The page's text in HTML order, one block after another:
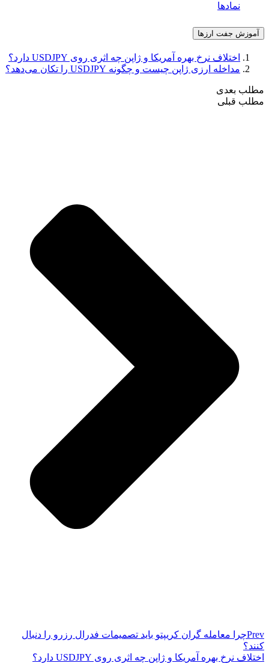
نمادها
آموزش جفت ارزها
اختلاف نرخ بهره آمریکا و ژاپن چه اثری روی USDJPY دارد؟
مداخله ارزی ژاپن چیست و چگونه USDJPY را تکان می‌دهد؟
مطلب بعدی
مطلب قبلی
Prevچرا معامله ‌گران کریپتو باید تصمیمات فدرال رزرو را دنبال
کنند؟
اختلاف نرخ بهره آمریکا و ژاپن چه اثری روی USDJPY دارد؟